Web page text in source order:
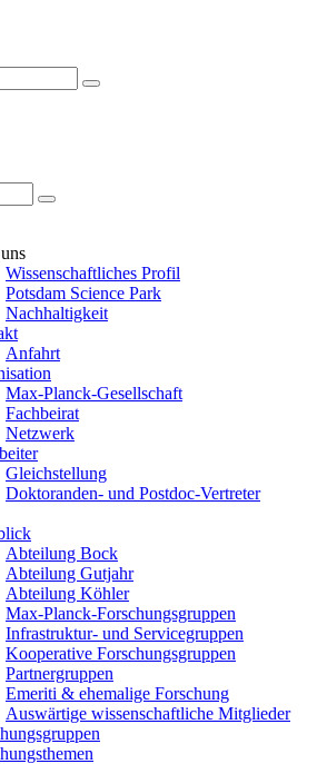
Wissenschaftliches Profil
Potsdam Science Park
Nachhaltigkeit
Anfahrt
Max-Planck-Gesellschaft
Fachbeirat
Netzwerk
Gleichstellung
Doktoranden- und Postdoc-Vertreter
Abteilung Bock
Abteilung Gutjahr
Abteilung Köhler
Max-Planck-Forschungsgruppen
Infrastruktur- und Servicegruppen
Kooperative Forschungsgruppen
Partnergruppen
Emeriti & ehemalige Forschung
Auswärtige wissenschaftliche Mitglieder